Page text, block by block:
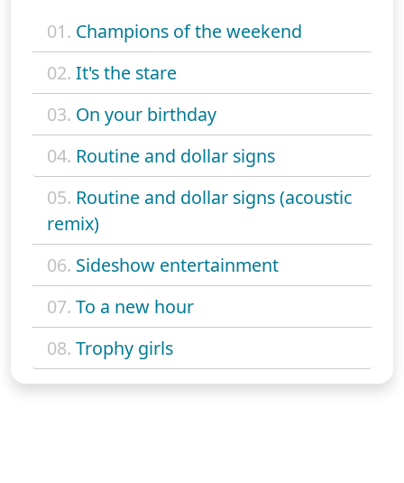
01. Champions of the weekend
02. It's the stare
03. On your birthday
04. Routine and dollar signs
05. Routine and dollar signs (acoustic
remix)
06. Sideshow entertainment
07. To a new hour
08. Trophy girls